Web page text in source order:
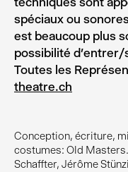
Conception, écriture,
costumes: Old
Schaffter, Jérôme
spéciaux ou
est beaucoup plus
possibilité
Toutes les
theatre.ch